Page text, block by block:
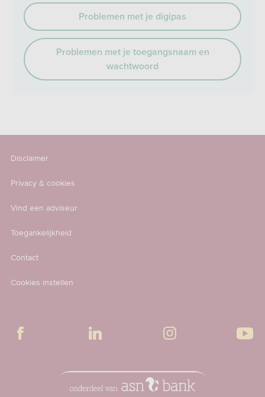
Problemen met je digipas
Problemen met je toegangsnaam en
wachtwoord
Disclaimer
Privacy & cookies
Vind een adviseur
Toegankelijkheid
Contact
Cookies instellen